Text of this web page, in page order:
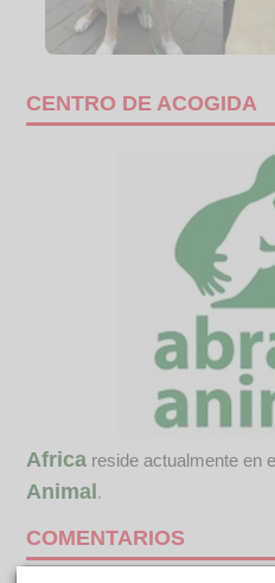
CENTRO DE ACOGIDA
Africa reside actualmente en
Animal.
COMENTARIOS